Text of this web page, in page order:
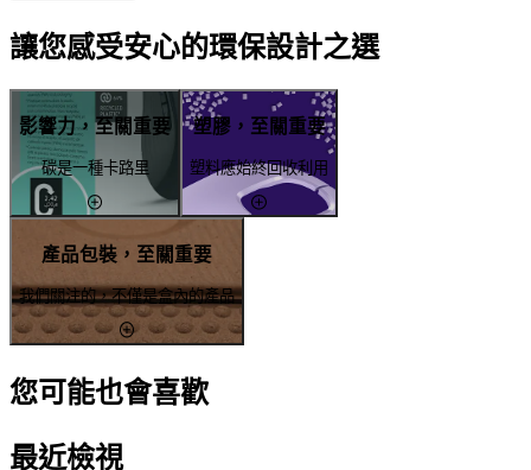
讓您感受安心的環保設計之選
影響力，至關重要
碳是一種卡路里
塑膠，至關重要
塑料應始終回收利用
產品包裝，至關重要
我們關注的，不僅是盒內的產品
您可能也會喜歡
最近檢視